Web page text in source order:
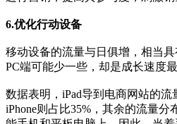
6.优化行动设备
移动设备的流量与日俱增，相当
PC端可能少一些，却是成长速度
数据表明，iPad导到电商网站的流
iPhone则占比35%，其余的流量分